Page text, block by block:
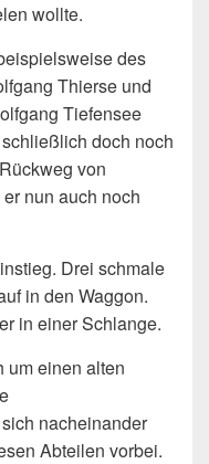
wollte.
des
Thierse und
Tiefensee
doch noch
von
nun auch noch
Drei schmale
in den Waggon.
in einer Schlange.
um einen alten
nacheinander
Abteilen vorbei.